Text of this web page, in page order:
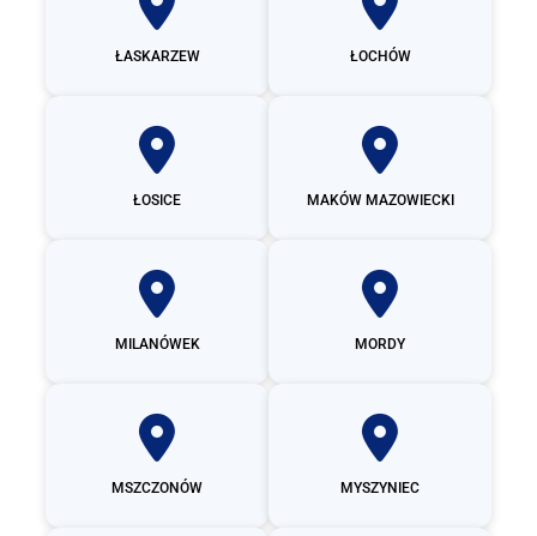
ŁASKARZEW ŁOCHÓW
ŁOSICE MAKÓW MAZOWIECKI
MILANÓWEK MORDY
MSZCZONÓW MYSZYNIEC